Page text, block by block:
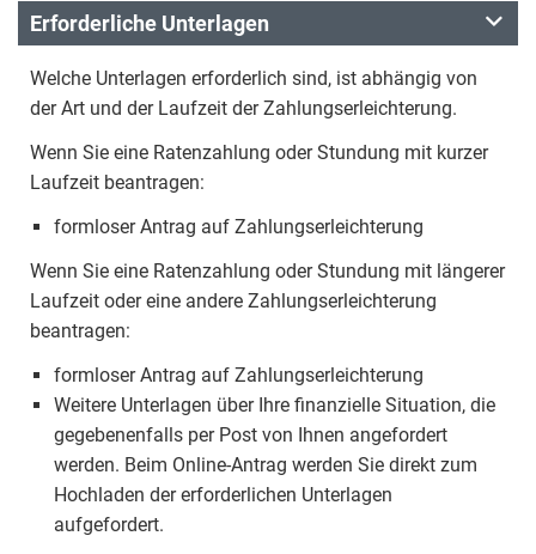
Erforderliche Unterlagen
Welche Unterlagen erforderlich sind, ist abhängig von
der Art und der Laufzeit der Zahlungserleichterung.
Wenn Sie eine Ratenzahlung oder Stundung mit kurzer
Laufzeit beantragen:
formloser Antrag auf Zahlungserleichterung
Wenn Sie eine Ratenzahlung oder Stundung mit längerer
Laufzeit oder eine andere Zahlungserleichterung
beantragen:
formloser Antrag auf Zahlungserleichterung
Weitere Unterlagen über Ihre finanzielle Situation, die
gegebenenfalls per Post von Ihnen angefordert
werden. Beim Online-Antrag werden Sie direkt zum
Hochladen der erforderlichen Unterlagen
aufgefordert.